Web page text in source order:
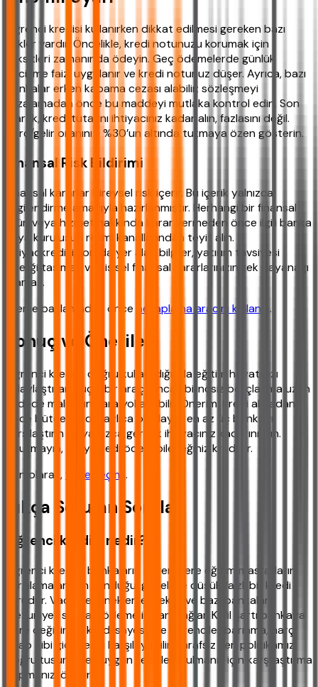
Öğrenci kredisi kullanırken dikkat edilmesi gereken bazı
riskler vardır. Öncelikle, kredi notunuzu korumak için
taksitleri zamanında ödeyin. Geç ödemelerde günlük
gecikme faizi uygulanır ve kredi notunuz düşer. Ayrıca, bazı
bankalar erken kapama cezası alabilir; sözleşmeyi
imzalamadan önce bu maddeyi mutlaka kontrol edin. Son
olarak, kredi tutarını ihtiyacınız kadar alın, fazlasını değil.
Borç/gelir oranınızı %30’un altında tutmaya özen gösterin.
Finansal Risk Bildirimi
Finansal kararlar bireysel risk içerir. Bu içerik yalnızca
bilgilendirme amacıyla hazırlanmıştır. Herhangi bir finansal
ürün veya hizmet hakkında karar vermeden önce ilgili banka
veya kuruluşun resmi kanallarından teyit alın.
ihtiyackredisi.com'da yer alan bilgiler, yatırım tavsiyesi
niteliği taşımaz ve kişisel finansal kararlarınızın tek dayanağı
olamaz.
İşleme başlamadan önce hesaplama aracını kullanın .
Sonuç ve Öneriler
Öğrenci kredisi, doğru kullanıldığında eğitim hayatınızı
kolaylaştıran güçlü bir araç. Ancak bilinçsiz borçlanma uzun
vadede mali sıkıntılara yol açabilir. Önerim: Kredi almadan
önce bütçenizi detaylıca planlayın, en az üç bankayı
karşılaştırın ve yalnızca gerçek ihtiyacınız kadarını alın.
Unutmayın, en iyi kredi ödeyebileceğiniz kredidir.
Son olarak,vade seçimi .
Sıkça Sorulan Sorular
Öğrenci kredisi nedir?
Öğrenci kredisi, bankaların öğrencilere eğitim masraflarını
karşılamaları için sunduğu, genellikle düşük faizli bir kredi
türüdür. Vade seçenekleri esnektir ve bazı bankalar
mezuniyet sonrası ödeme imkanı sağlar. Kefil şartı bankaya
göre değişir. Bu kredi sayesinde öğrenciler barınma, harç,
kitap gibi giderlerini karşılayabilir. Tarafsız veri politikamız
doğrultusunda en uygun teklifleri bulmanız için karşılaştırma
yapmanızı öneririz.